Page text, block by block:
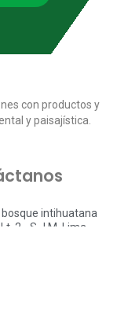
con productos y
y paisajística.
bosque intihuatana
2 - S.J.M, Lima -